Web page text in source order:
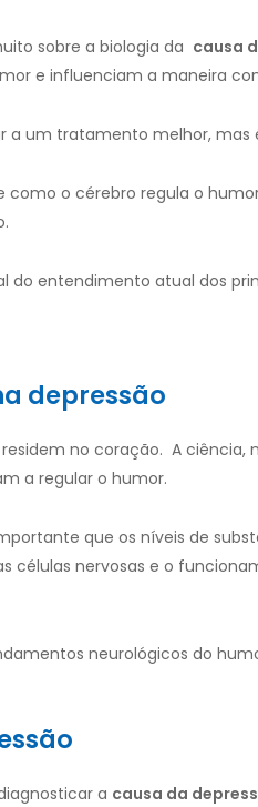
sobre a biologia da causa
e influenciam a maneira
a um tratamento melhor, mas
como o cérebro regula o
do entendimento atual dos
depressão
no coração. A
a regular o humor.
que os níveis de
células nervosas e o
neurológicos do
a causa da